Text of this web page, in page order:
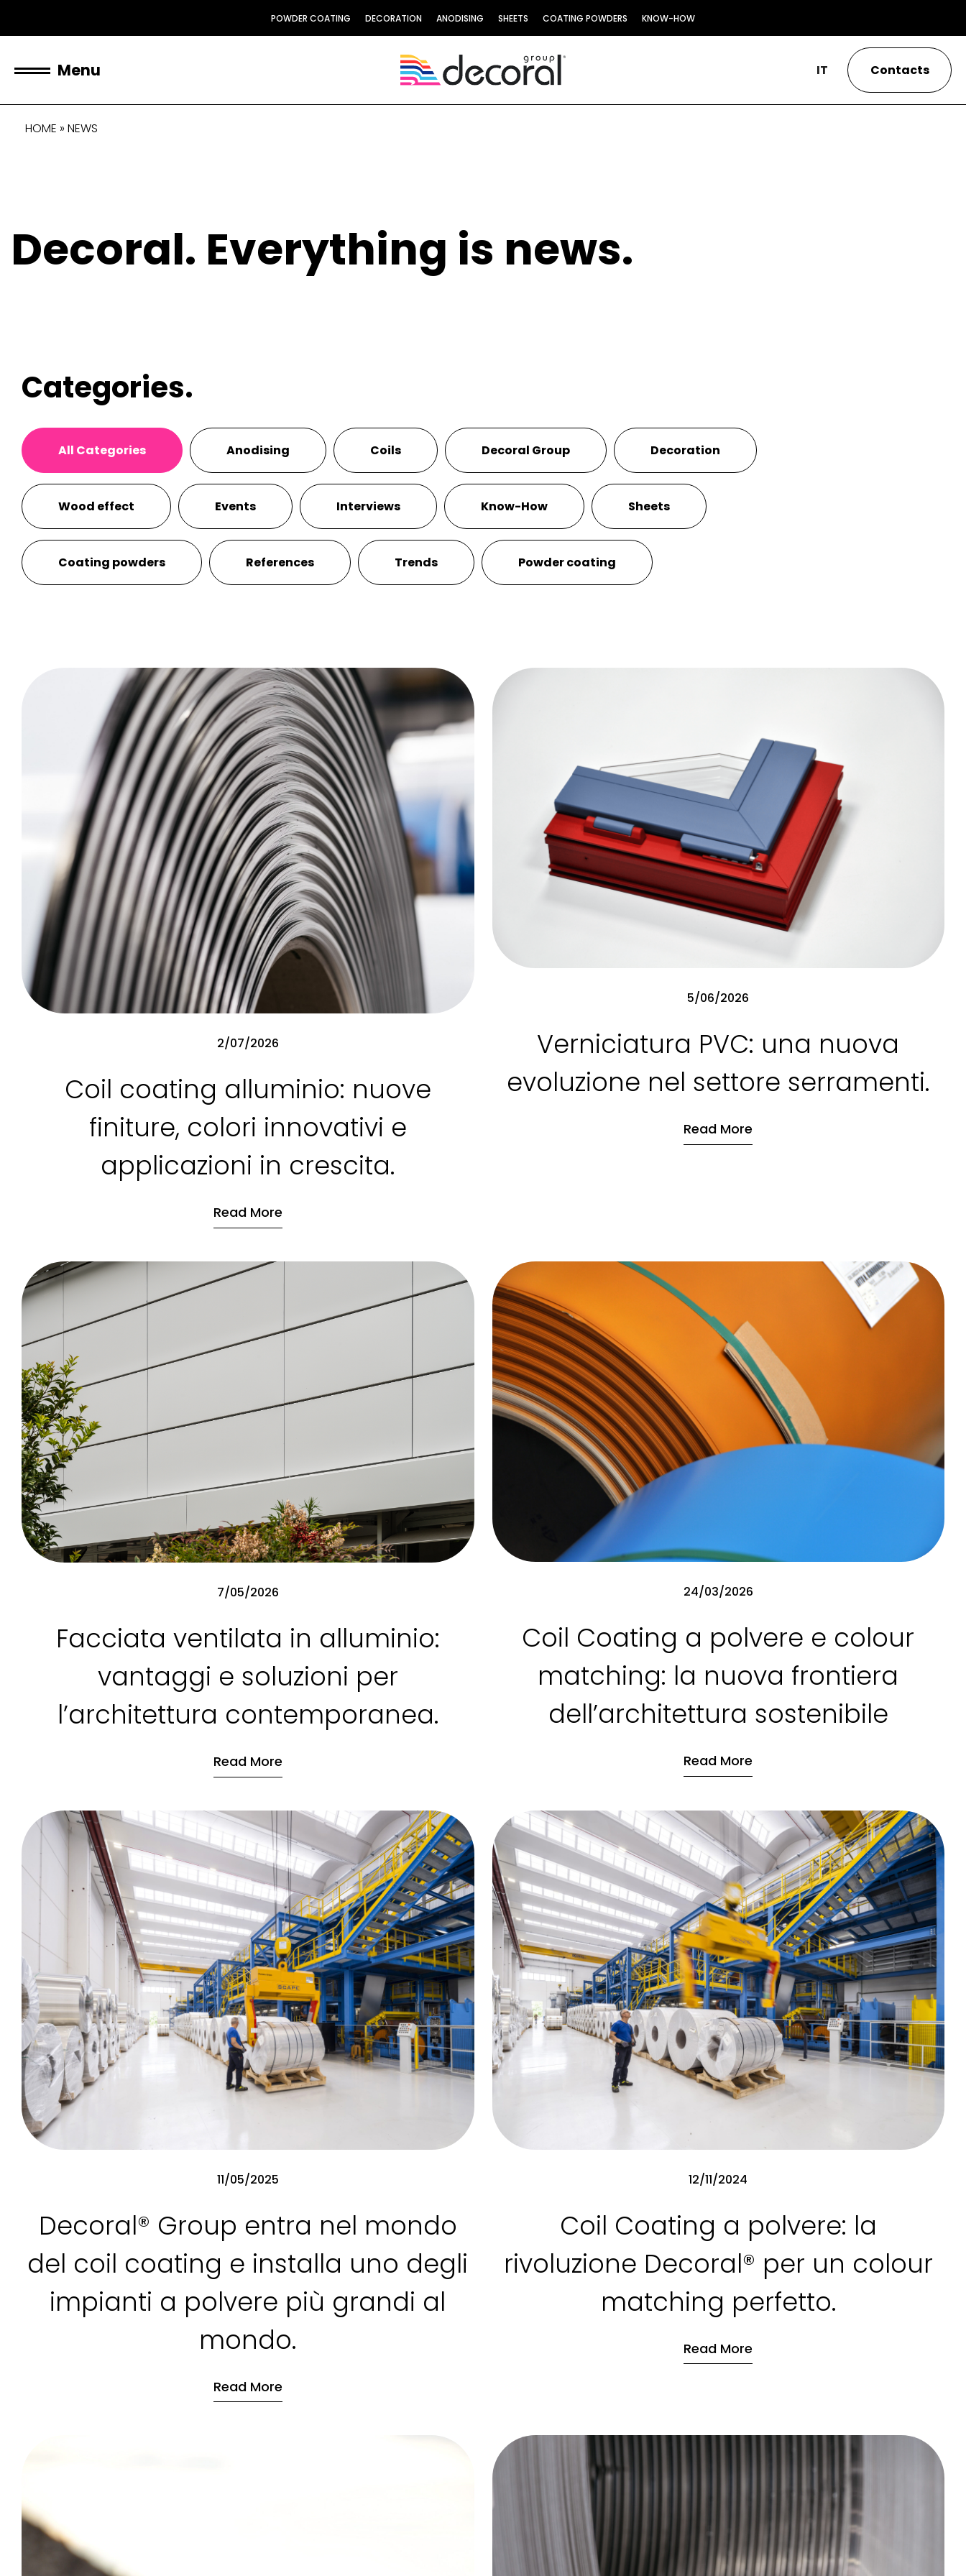
POWDER COATING DECORATION ANODISING SHEETS COATING POWDERS KNOW-HOW
Menu IT Contacts
HOME » NEWS
Decoral. Everything is news.
Categories.
All Categories Anodising Coils Decoral Group Decoration
Wood effect Events Interviews Know-How Sheets
Coating powders References Trends Powder coating
2/07/2026
Coil coating alluminio: nuove
finiture, colori innovativi e
applicazioni in crescita.
Read More
5/06/2026
Verniciatura PVC: una nuova
evoluzione nel settore serramenti.
Read More
7/05/2026
Facciata ventilata in alluminio:
vantaggi e soluzioni per
l’architettura contemporanea.
Read More
24/03/2026
Coil Coating a polvere e colour
matching: la nuova frontiera
dell’architettura sostenibile
Read More
11/05/2025
Decoral® Group entra nel mondo
del coil coating e installa uno degli
impianti a polvere più grandi al
mondo.
Read More
12/11/2024
Coil Coating a polvere: la
rivoluzione Decoral® per un colour
matching perfetto.
Read More